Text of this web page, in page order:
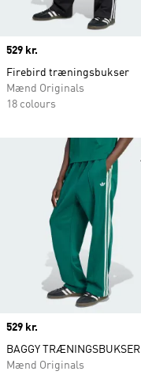
Price
529 kr.
Firebird træningsbukser
Mænd Originals
18 colours
Price
529 kr.
BAGGY TRÆNINGSBUKSER
Mænd Originals